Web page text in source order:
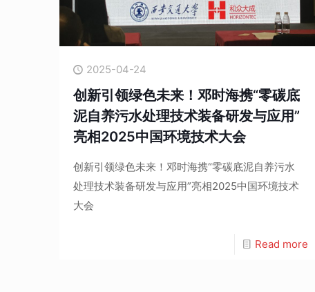
2025-04-24
创新引领绿色未来！邓时海携“零碳底
泥自养污水处理技术装备研发与应用”
亮相2025中国环境技术大会
创新引领绿色未来！邓时海携“零碳底泥自养污水
处理技术装备研发与应用”亮相2025中国环境技术
大会
Read more